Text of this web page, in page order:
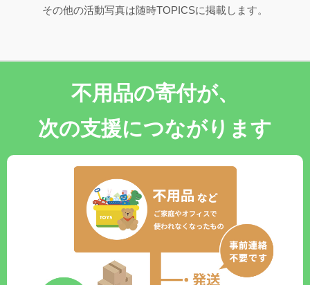
その他の活動写真は随時TOPICSに掲載します。
不用品の寄付が、
次の支援につながります